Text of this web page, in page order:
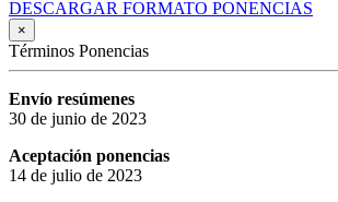
DESCARGAR FORMATO PONENCIAS
×
Términos Ponencias
Envío resúmenes
30 de junio de 2023
Aceptación ponencias
14 de julio de 2023